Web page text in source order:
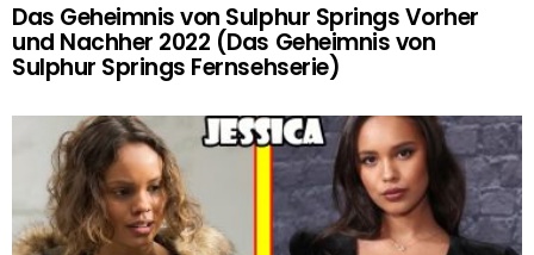
Das Geheimnis von Sulphur Springs Vorher
und Nachher 2022 (Das Geheimnis von
Sulphur Springs Fernsehserie)